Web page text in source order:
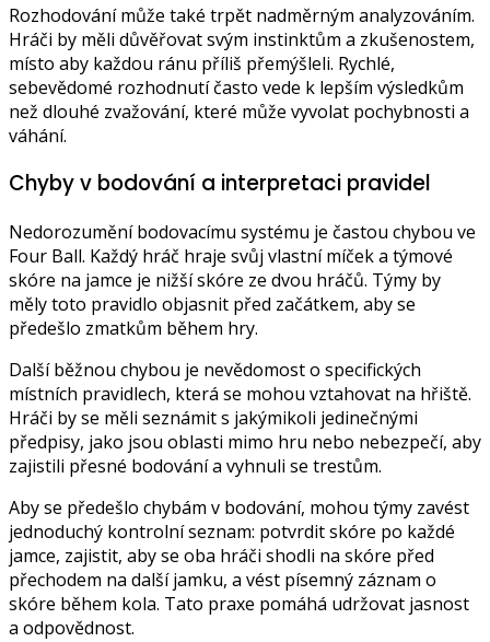
Rozhodování může také trpět nadměrným analyzováním.
Hráči by měli důvěřovat svým instinktům a zkušenostem,
místo aby každou ránu příliš přemýšleli. Rychlé,
sebevědomé rozhodnutí často vede k lepším výsledkům
než dlouhé zvažování, které může vyvolat pochybnosti a
váhání.
Chyby v bodování a interpretaci pravidel
Nedorozumění bodovacímu systému je častou chybou ve
Four Ball. Každý hráč hraje svůj vlastní míček a týmové
skóre na jamce je nižší skóre ze dvou hráčů. Týmy by
měly toto pravidlo objasnit před začátkem, aby se
předešlo zmatkům během hry.
Další běžnou chybou je nevědomost o specifických
místních pravidlech, která se mohou vztahovat na hřiště.
Hráči by se měli seznámit s jakýmikoli jedinečnými
předpisy, jako jsou oblasti mimo hru nebo nebezpečí, aby
zajistili přesné bodování a vyhnuli se trestům.
Aby se předešlo chybám v bodování, mohou týmy zavést
jednoduchý kontrolní seznam: potvrdit skóre po každé
jamce, zajistit, aby se oba hráči shodli na skóre před
přechodem na další jamku, a vést písemný záznam o
skóre během kola. Tato praxe pomáhá udržovat jasnost
a odpovědnost.